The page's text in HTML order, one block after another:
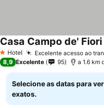
1 Estrelas
Hotel Excelente acesso ao
Casa Campo de' Fiori
8,9 Excelente 95 a 1.6 km
Selecione as datas para
exatos.